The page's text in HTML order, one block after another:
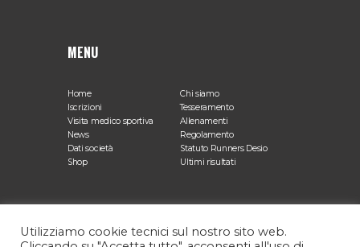
MENU
Home
Chi siamo
Iscrizioni
Tesseramento
Visita medico sportiva
Allenamenti
News
Regolamento
Dati società
Statuto Runners Desio
Shop
Ultimi risultati
SEDE OPERATIVA
Utilizziamo cookie tecnici sul nostro sito web.